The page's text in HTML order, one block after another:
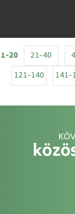
1-20 21-40
121-140
141-